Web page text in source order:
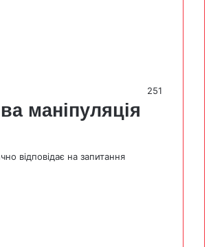
251
маніпуляція
відповідає на запитання